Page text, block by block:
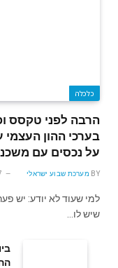
כלכלה
הרבה לפני טקסס
על נכסים עם
BY מערכת שבוע ישראלי 7
למי שעוד לא יודע: יש
שיש לו…